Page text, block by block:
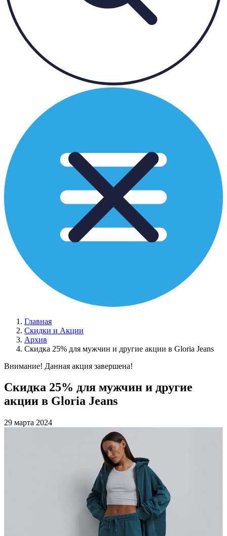
Главная
Скидки и Акции
Архив
Скидка 25% для мужчин и другие акции в Gloria Jeans
Внимание! Данная акция завершена!
Скидка 25% для мужчин и другие
акции в Gloria Jeans
29 марта 2024